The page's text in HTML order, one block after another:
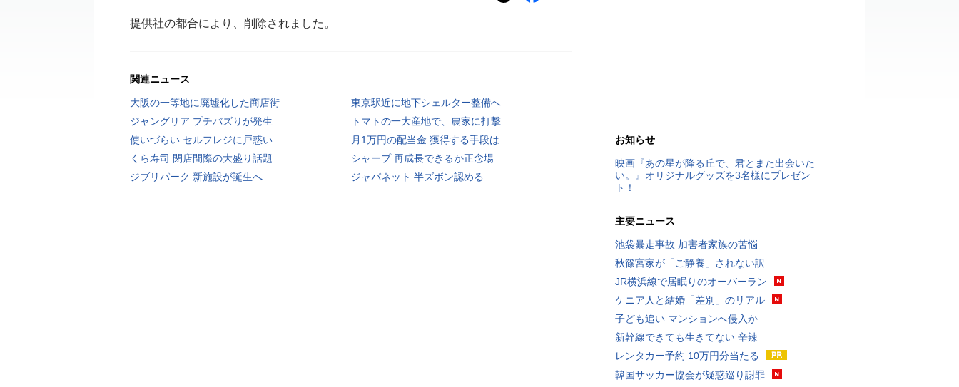
提供社の都合により、削除されました。
関連ニュース
大阪の一等地に廃墟化した商店街
東京駅近に地下シェルター整備へ
ジャングリア プチバズりが発生
トマトの一大産地で、農家に打撃
使いづらい セルフレジに戸惑い
月1万円の配当金 獲得する手段は
くら寿司 閉店間際の大盛り話題
シャープ 再成長できるか正念場
ジブリパーク 新施設が誕生へ
ジャパネット 半ズボン認める
お知らせ
映画『あの星が降る丘で、君とまた出会いた
い。』オリジナルグッズを3名様にプレゼン
ト！
主要ニュース
池袋暴走事故 加害者家族の苦悩
秋篠宮家が「ご静養」されない訳
JR横浜線で居眠りのオーバーラン
ケニア人と結婚「差別」のリアル
子ども追い マンションへ侵入か
新幹線できても生きてない 辛辣
レンタカー予約 10万円分当たる
韓国サッカー協会が疑惑巡り謝罪